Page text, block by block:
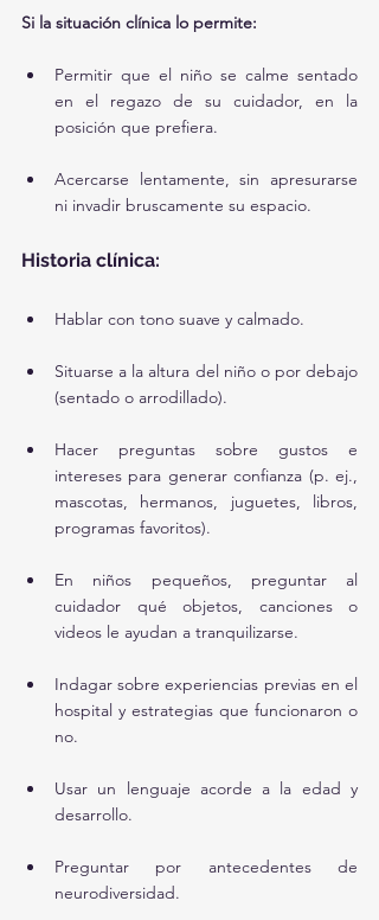
Si la situación clínica lo permite:
Permitir que el niño se calme sentado
en el regazo de su cuidador, en la
posición que prefiera.
Acercarse lentamente, sin apresurarse
ni invadir bruscamente su espacio.
Historia clínica:
Hablar con tono suave y calmado.
Situarse a la altura del niño o por debajo
(sentado o arrodillado).
Hacer preguntas sobre gustos e
intereses para generar confianza (p. ej.,
mascotas, hermanos, juguetes, libros,
programas favoritos).
En niños pequeños, preguntar al
cuidador qué objetos, canciones o
videos le ayudan a tranquilizarse.
Indagar sobre experiencias previas en el
hospital y estrategias que funcionaron o
no.
Usar un lenguaje acorde a la edad y
desarrollo.
Preguntar por antecedentes de
neurodiversidad.